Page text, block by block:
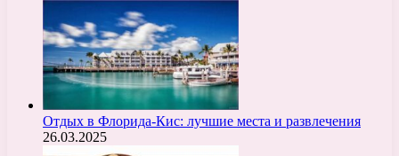
Отдых в Флорида-Кис: лучшие места и развлечения
26.03.2025